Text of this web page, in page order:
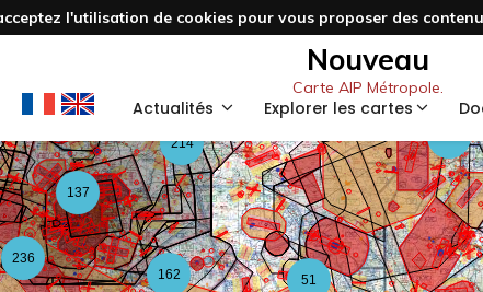
l'utilisation de cookies pour vous proposer des
Nouveau
Carte AIP Métropole.
Actualités Explorer les cartes
236
67
162
214
51
137